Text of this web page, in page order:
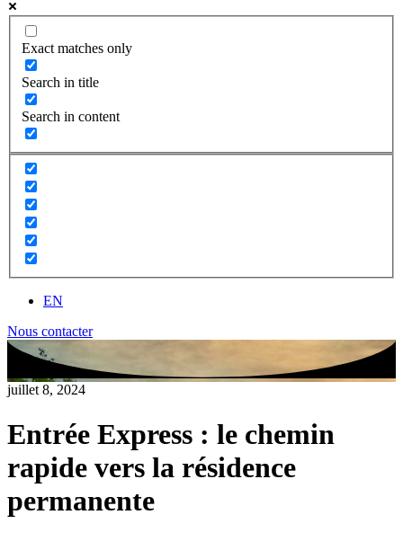
Exact matches only
Search in title
Search in content
EN
Nous contacter
juillet 8, 2024
Entrée Express : le chemin
rapide vers la résidence
permanente